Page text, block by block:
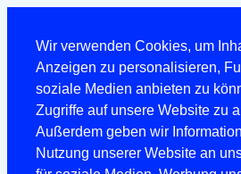
Wir verwenden Cookies, um
Anzeigen zu personalisieren,
soziale Medien anbieten zu
Zugriffe auf unsere Website zu
Außerdem geben wir
Nutzung unserer Website an